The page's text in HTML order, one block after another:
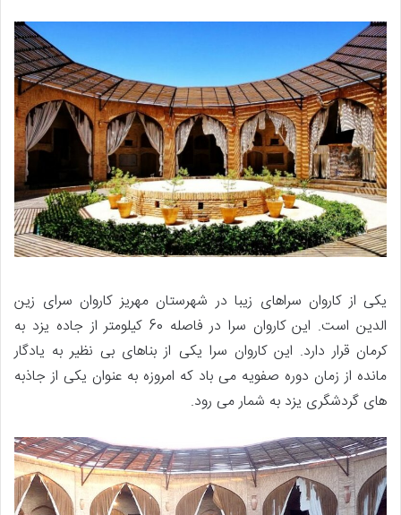
یکی از کاروان سراهای زیبا در شهرستان مهریز کاروان سرای زین
الدین است. این کاروان سرا در فاصله 60 کیلومتر از جاده یزد به
کرمان قرار دارد. این کاروان سرا یکی از بناهای بی نظیر به یادگار
مانده از زمان دوره صفویه می باد که امروزه به عنوان یکی از جاذبه
های گردشگری یزد به شمار می رود.